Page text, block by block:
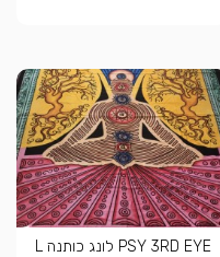
PSY 3RD EYE לונג כותנה L